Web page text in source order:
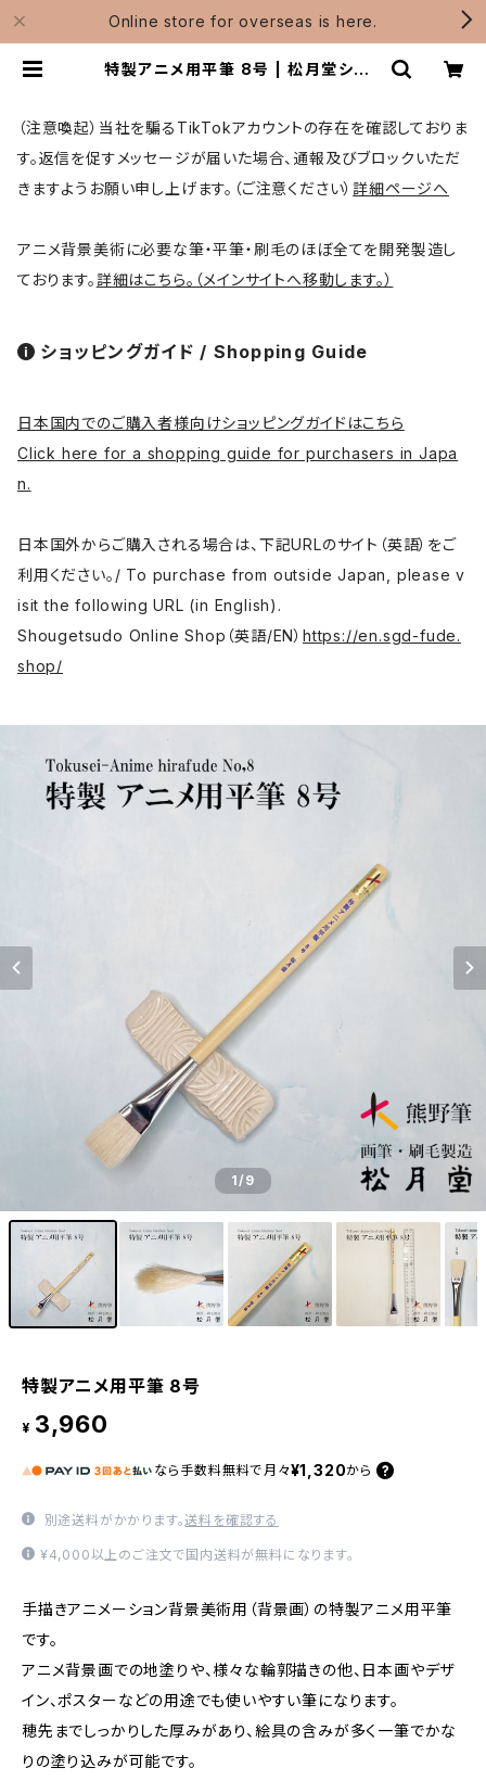
Online store for overseas is here.
特製アニメ用平筆 8号 | 松月堂ショッ
（注意喚起）当社を騙るTikTokアカウントの存在を確認しておりま
す。返信を促すメッセージが届いた場合、通報及びブロックいただ
きますようお願い申し上げます。（ご注意ください）詳細ページへ
アニメ背景美術に必要な筆・平筆・刷毛のほぼ全てを開発製造し
ております。詳細はこちら。（メインサイトへ移動します。）
ショッピングガイド / Shopping Guide
日本国内でのご購入者様向けショッピングガイドはこちら
Click here for a shopping guide for purchasers in Japa
n.
日本国外からご購入される場合は、下記URLのサイト（英語）をご
利用ください。/ To purchase from outside Japan, please v
isit the following URL (in English).
Shougetsudo Online Shop（英語/EN）https://en.sgd-fude.
shop/
1/9
特製アニメ用平筆 8号
¥ 3,960
なら 手数料無料で 月々¥1,320から
別途送料がかかります。送料を確認する
¥4,000以上のご注文で国内送料が無料になります。
手描きアニメーション背景美術用（背景画）の特製アニメ用平筆
です。
アニメ背景画での地塗りや、様々な輪郭描きの他、日本画やデザ
イン、ポスターなどの用途でも使いやすい筆になります。
穂先までしっかりした厚みがあり、絵具の含みが多く一筆でかな
りの塗り込みが可能です。